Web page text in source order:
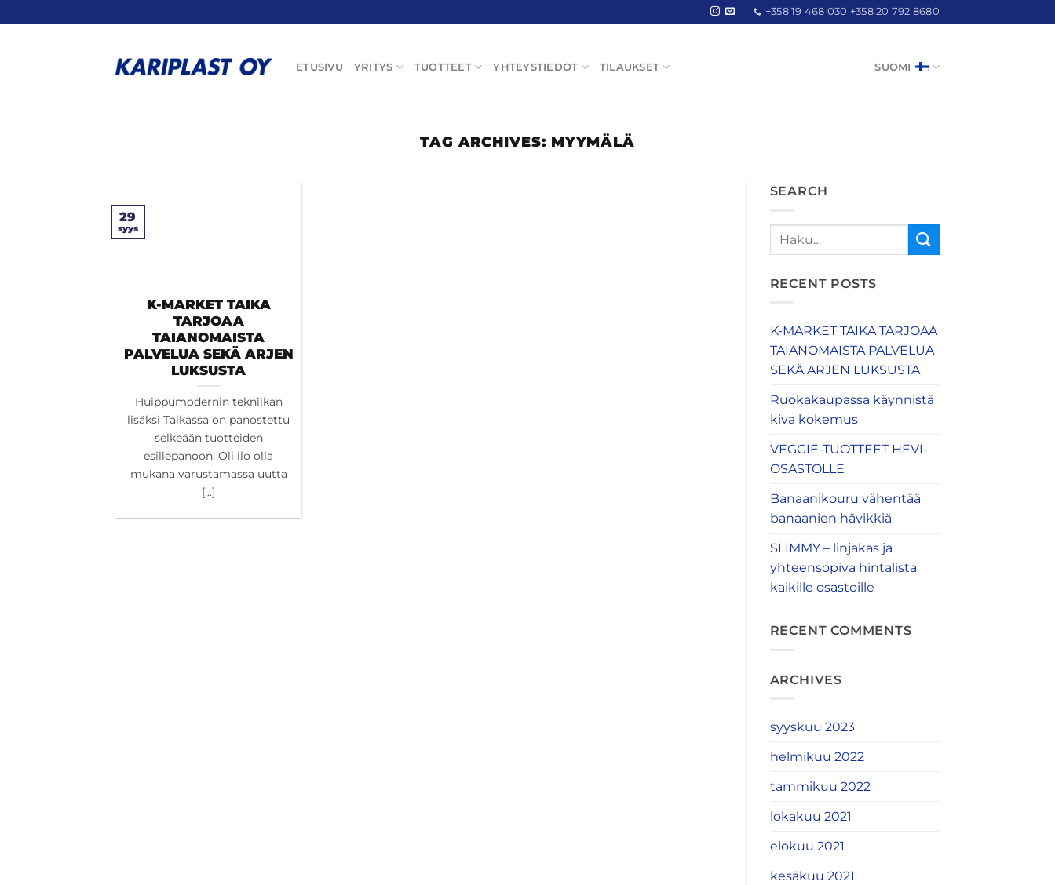
to
+358 19 468 030 +358 20 792 8680
ETUSIVU YRITYS TUOTTEET YHTEYSTIEDOT TILAUKSET SUOMI
TAG ARCHIVES: MYYMÄLÄ
K-MARKET TAIKA
TARJOAA
TAIANOMAISTA
PALVELUA SEKÄ ARJEN
LUKSUSTA
Huippumodernin tekniikan
lisäksi Taikassa on panostettu
selkeään tuotteiden
esillepanoon. Oli ilo olla
mukana varustamassa uutta
[...]
29
syys
SEARCH
RECENT POSTS
K-MARKET TAIKA TARJOAA
TAIANOMAISTA PALVELUA
SEKÄ ARJEN LUKSUSTA
Ruokakaupassa käynnistä
kiva kokemus
VEGGIE-TUOTTEET HEVI-
OSASTOLLE
Banaanikouru vähentää
banaanien hävikkiä
SLIMMY – linjakas ja
yhteensopiva hintalista
kaikille osastoille
RECENT COMMENTS
ARCHIVES
syyskuu 2023
helmikuu 2022
tammikuu 2022
lokakuu 2021
elokuu 2021
kesäkuu 2021